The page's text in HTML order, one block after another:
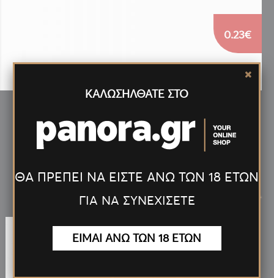
0.23€
ΝέαΠροϊόντα >
ΚΑΛΩΣΗΛΘΑΤΕ ΣΤΟ
ΘΑ ΠΡΕΠΕΙ ΝΑ ΕΙΣΤΕ ΑΝΩ ΤΩΝ 18 ΕΤΩΝ
ΓΙΑ ΝΑ ΣΥΝΕΧΙΣΕΤΕ
ΕΙΜΑΙ ΑΝΩ ΤΩΝ 18 ΕΤΩΝ